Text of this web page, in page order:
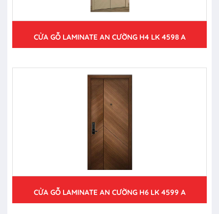
CỬA GỖ LAMINATE AN CƯỜNG H4 LK 4598 A
CỬA GỖ LAMINATE AN CƯỜNG H6 LK 4599 A